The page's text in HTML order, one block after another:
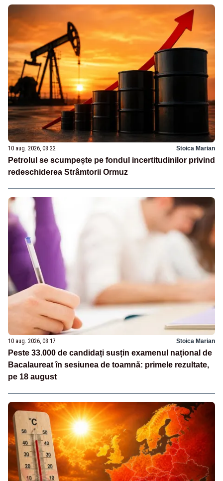
10 aug. 2026, 08:22 Stoica Marian
Petrolul se scumpește pe fondul incertitudinilor privind
redeschiderea Strâmtorii Ormuz
10 aug. 2026, 08:17 Stoica Marian
Peste 33.000 de candidați susțin examenul național de
Bacalaureat în sesiunea de toamnă: primele rezultate,
pe 18 august